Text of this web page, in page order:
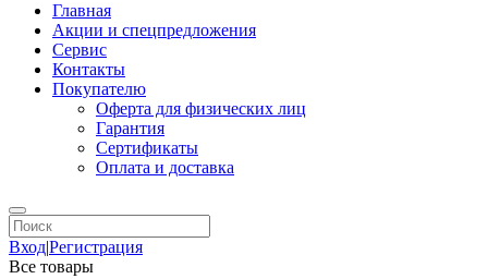
Главная
Акции и спецпредложения
Сервис
Контакты
Покупателю
Оферта для физических лиц
Гарантия
Сертификаты
Оплата и доставка
Вход|Регистрация
Все товары